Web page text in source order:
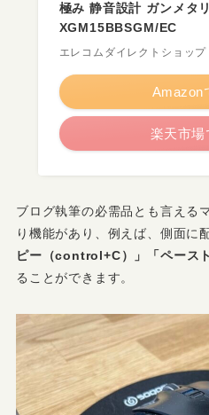
極み 静音設計 ガンメタ
XGM15BBSGM/EC
エレコムダイレクトショップ
Amazon
楽天市場
ブログ執筆の必需品とも言える
り機能があり、例えば、側面に
ピー（control+C）」「ペース
ることができます。